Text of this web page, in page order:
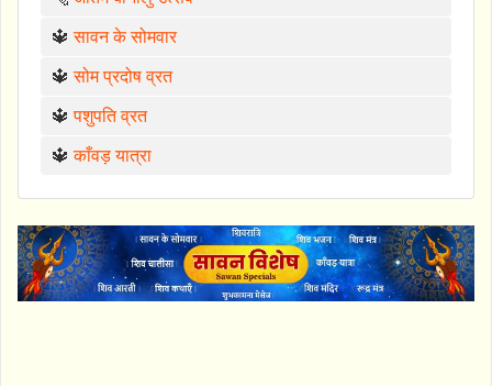
🔱सावन के सोमवार
🔱सोम प्रदोष व्रत
🔱पशुपति व्रत
🔱काँवड़ यात्रा